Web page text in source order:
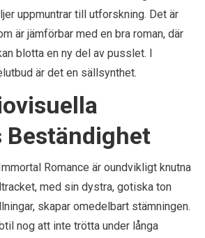
uppmuntrar till utforskning. Det är
är jämförbar med en bra roman, där
blotta en ny del av pusslet. I
är det en sällsynthet.
Beständighet
Romance är oundvikligt knutna
med sin dystra, gotiska ton
skapar omedelbart stämningen.
nog att inte trötta under långa